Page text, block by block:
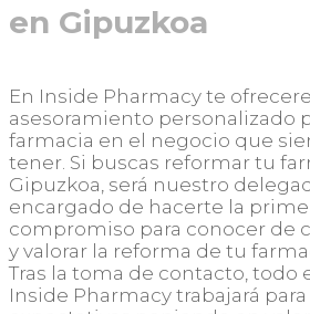
en Gipuzkoa
En Inside Pharmacy te
asesoramiento personalizado
farmacia en el negocio que
tener. Si buscas reformar tu
Gipuzkoa, será nuestro
encargado de hacerte la
compromiso para conocer de
y valorar la reforma de tu
Tras la toma de contacto, todo
Inside Pharmacy trabajará